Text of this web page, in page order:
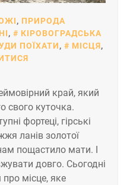
, ПРИРОДА
,
КІРОВОГРАДСЬКА
ПОЇХАТИ, МІСЦЯ,
край, який
свого куточка.
фортеці, гірські
ланів золотої
пощастило мати. І
довго. Сьогодні
місце, яке